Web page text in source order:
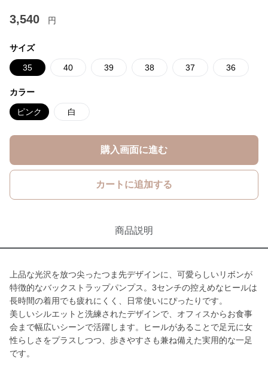
3,540 円
サイズ
35 40 39 38 37 36
カラー
ピンク 白
購入画面に進む
カートに追加する
商品説明
上品な光沢を放つ尖ったつま先デザインに、可愛らしいリボンが
特徴的なバックストラップパンプス。3センチの控えめなヒールは
長時間の着用でも疲れにくく、日常使いにぴったりです。
美しいシルエットと洗練されたデザインで、オフィスからお食事
会まで幅広いシーンで活躍します。ヒールがあることで足元に女
性らしさをプラスしつつ、歩きやすさも兼ね備えた実用的な一足
です。